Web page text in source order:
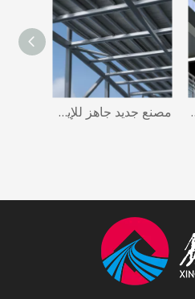
مصنع جديد جاهز للإيجار ورشة عمل الهيكل الصلب مبنى مستودع مصنع الصلب الجاهز